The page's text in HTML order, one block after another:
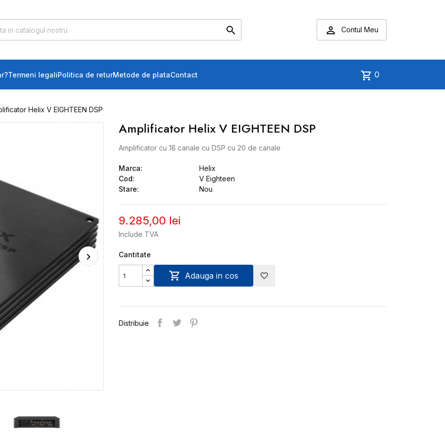
  Contul Meu
Termeni legaliPolitica de returMetode de plataContact shopping_cart 0
Helix V EIGHTEEN DSP
Amplificator Helix V EIGHTEEN DSP
Amplificator cu 18 canale cu DSP cu 20 de canale
Marca:
Helix
Cod:
V Eighteen
Stare:
Nou
9.285,00 lei
Include TVA
Cantitate
 Adauga in cos favorite_border
Distribuie